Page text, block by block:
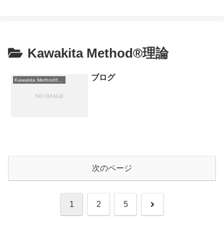
Kawakita Method®理論
Kawakita Method®理論 ブログ
次のページ
1 2 5 次